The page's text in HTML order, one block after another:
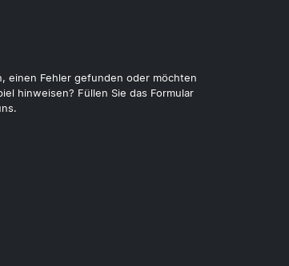
einen Fehler gefunden oder möchten
hinweisen? Füllen Sie das Formular